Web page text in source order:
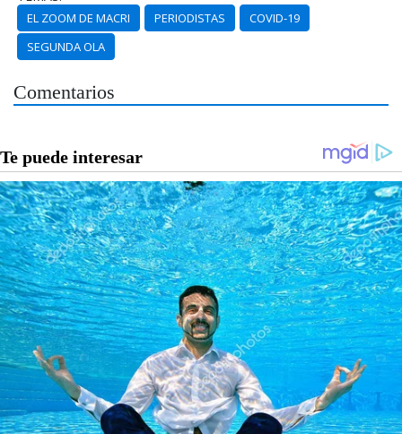
EL ZOOM DE MACRI PERIODISTAS
COVID-19
SEGUNDA OLA
Comentarios